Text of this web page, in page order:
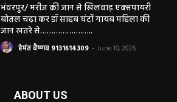
भंवरपुर/ मरीज की जान से खिलवाड़ एक्सपायरी
बोतल चढ़ा कर डॉ साहब घंटों गायब महिला की
जान खतरे से……………….…..
हेमंत वैष्णव 9131614309 - June 10, 2026
ABOUT US